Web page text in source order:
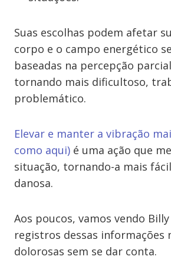
Suas escolhas podem afetar
corpo e o campo energético
baseadas na percepção
tornando mais dificultoso,
problemático.
Elevar e manter a vibração
como aqui) é uma ação que
situação, tornando-a mais
danosa.
Aos poucos, vamos vendo
registros dessas informações
dolorosas sem se dar conta.